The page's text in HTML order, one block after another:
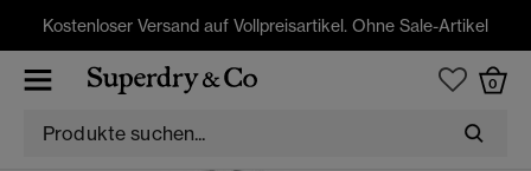
Kostenloser Versand auf Vollpreisartikel. Ohne Sale-Artikel
0